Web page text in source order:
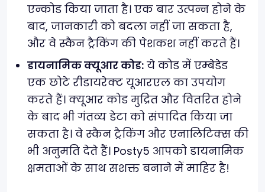
एन्कोड किया जाता है। एक बार उत्पन्न होने के
बाद, जानकारी को बदला नहीं जा सकता है,
और वे स्कैन ट्रैकिंग की पेशकश नहीं करते हैं।
डायनामिक क्यूआर कोड: ये कोड में एम्बेडेड
एक छोटे रीडायरेक्ट यूआरएल का उपयोग
करते हैं। क्यूआर कोड मुद्रित और वितरित होने
के बाद भी गंतव्य डेटा को संपादित किया जा
सकता है। वे स्कैन ट्रैकिंग और एनालिटिक्स की
भी अनुमति देते हैं। Posty5 आपको डायनामिक
क्षमताओं के साथ सशक्त बनाने में माहिर है!